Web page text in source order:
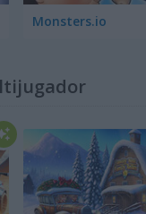
Monsters.io